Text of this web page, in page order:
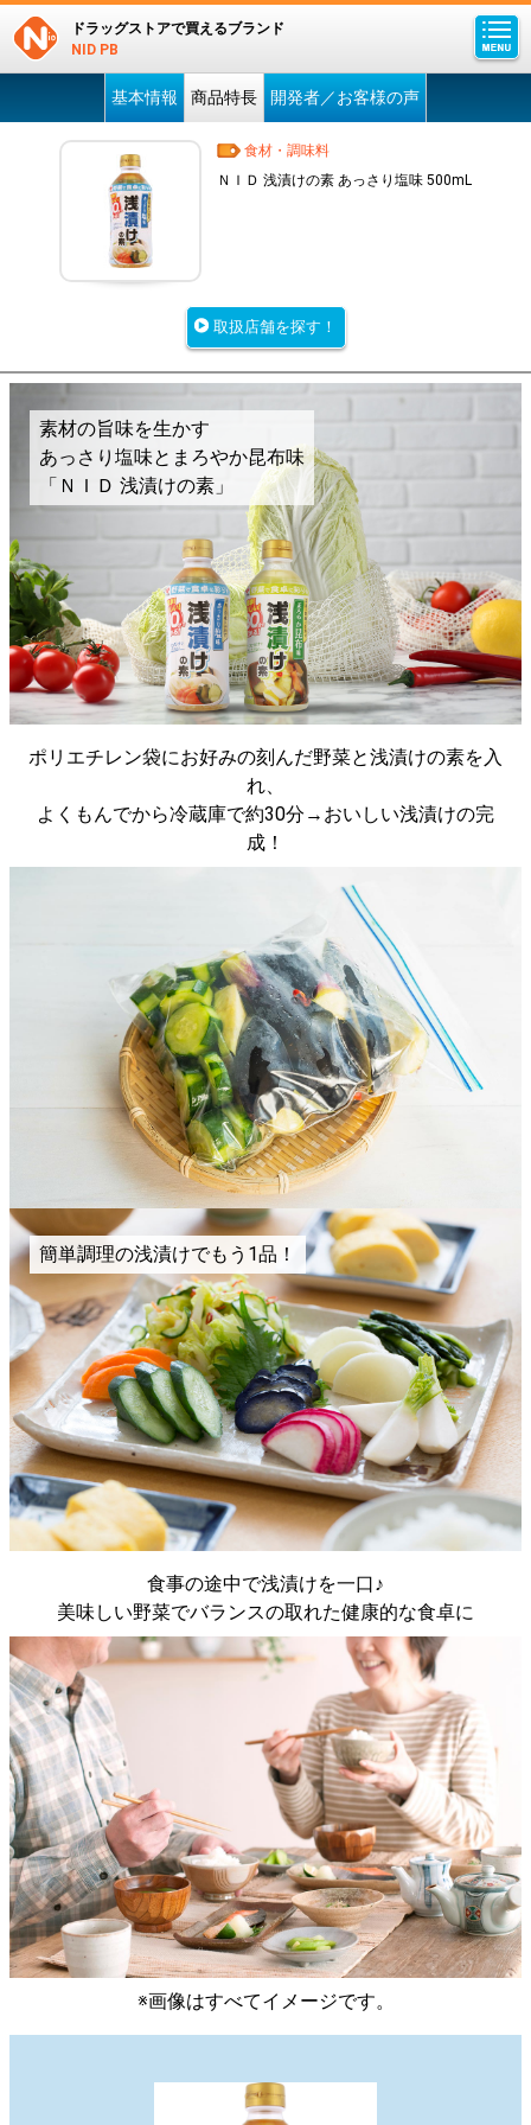
ドラッグストアで買えるブランド
NID PB
基本情報 商品特長 開発者／お客様の声
食材・調味料
ＮＩＤ 浅漬けの素 あっさり塩味 500mL
取扱店舗を探す！